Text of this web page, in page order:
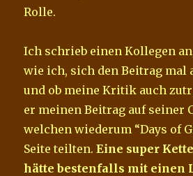
Rolle.
Ich schrieb einen Kollegen
wie ich, sich den Beitrag mal
und ob meine Kritik auch
er meinen Beitrag auf seiner
welchen wiederum “Days of
Seite teilten.Eine super
hätte bestenfalls mit einen